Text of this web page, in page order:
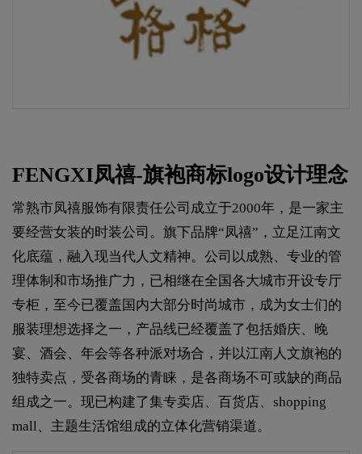
FENGXI凤禧-旗袍商标logo设计理念
常熟市凤禧服饰有限责任公司成立于2000年，是一家主
要经营女装的时装公司。旗下品牌“凤禧”，立足江南文
化底蕴，融入现当代人文精神。公司以成熟、专业的管
理体制和市场推广力，已相继在全国各大城市开设专厅
专柜，至今已覆盖国内大部分时尚城市，成为女士们的
服装理想选择之一，产品线已经覆盖了包括婚庆、晚
宴、酒会、年会等各种派对场合，并以江南人文旗袍的
独特卖点，受各商场的青睐，是各商场不可或缺的商品
组成之一。现已构建了集专卖店、百货店、shopping
mall、主题生活馆组成的立体化营销渠道。